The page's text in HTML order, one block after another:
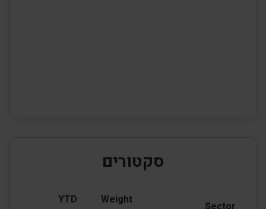
סקטורים
Weight
YTD